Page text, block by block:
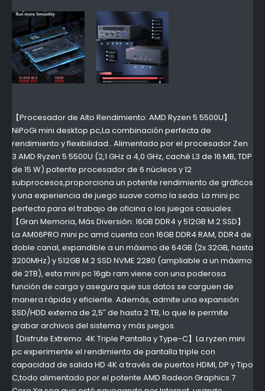
【Procesador de Alto Rendimiento: AMD Ryzen 5 5500U】
NiPoGi mini desktop pc,La combinación perfecta de
rendimiento y flexibilidad.. Alimentado por el procesador Zen
3 AMD Ryzen 5 5500U (2,1 GHz a 4,0 GHz, caché L3 de 16 MB, TDP
de 15 W).potente procesador de 6 núcleos y 12
subprocesos,proporciona un potente rendimiento de gráficos
y una experiencia de juego suave como la seda. La mini pc
perfecta para el trabajo de oficina o los juegos casuales.
【Gran Memoria, Más Diversión: 16GB DDR4 y 512GB M.2 SSD】
La AM06PRO mini pc amd cuenta con 16GB DDR4 RAM, DDR4 de
doble canal, expandible a un máximo de 64GB (2x 32GB, hasta
3200MHz) y 512GB M.2 SSD NVME 2280 (ampliable a un máximo
de 2TB), esta mini pc 16gb ram viene con una poderosa
función de carga y asegura que sus datos se carguen de
manera rápida y eficiente. Además, admite una expansión
SSD/HDD externa de 2,5″ de hasta 2 TB, lo que le permite
grabar archivos del sistema y más juegos.
【Disfrute Extremo: 4K Triple Pantalla y Type-C】La ryzen mini
pc experimente el rendimiento de pantalla triple con
capacidad de salida HD 4K a través de puertos HDMI, DP y Tipo
C,todo alimentado por el potente AMD Radeon Graphics 7